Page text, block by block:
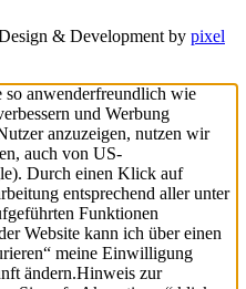
& Development by pixel
so anwenderfreundlich wie
und Werbung
anzuzeigen, nutzen wir
auch von US-
Durch einen Klick auf
entsprechend aller unter
Funktionen
Website kann ich über einen
meine Einwilligung
ändern.Hinweis zur